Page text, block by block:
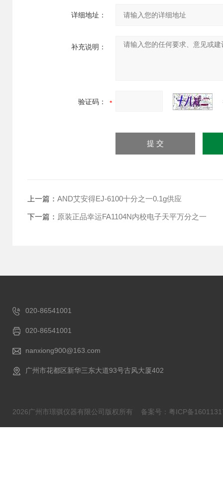
详细地址：
补充说明：
验证码：
上一篇： AND艾安得EJ-6100十分之一0.1g供应
下一篇： 原装正品幸运FA1104N内校电子天平万分之一
020-86541001
020-86541001
nanxiong900@163.com
广州市花都区新华三东大道93号古风大厦402
2026广州市璟骐仪器有限公司版权所有 备案号：粤ICP备